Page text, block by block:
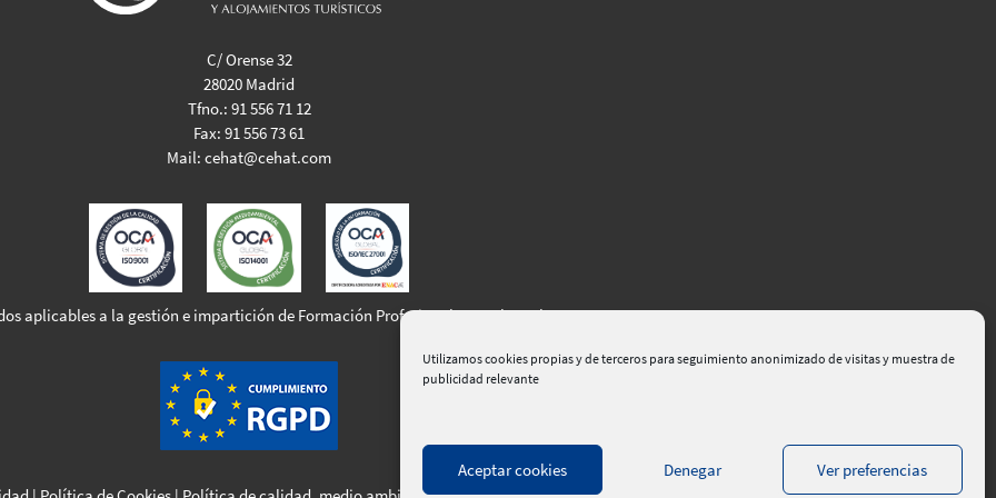
Utilizamos cookies propias y de terceros para seguimiento anonimizado de visitas y muestra de
publicidad relevante
Aceptar cookies Denegar Ver preferencias
C/ Orense 32
28020 Madrid
Tfno.: 91 556 71 12
Fax: 91 556 73 61
Mail: cehat@cehat.com
aplicables a la gestión e impartición de Formación Profesional para el Empleo